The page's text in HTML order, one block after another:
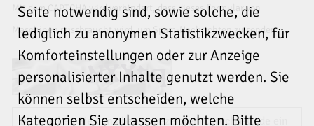
Mit dem CAPTCHA wird verhindert, dass dieses Formular von
Maschinen missbraucht wird, um Spam-Nachrichten zu senden.
Seite notwendig sind, sowie solche, die
lediglich zu anonymen Statistikzwecken, für
Komforteinstellungen oder zur Anzeige
personalisierter Inhalte genutzt werden. Sie
können selbst entscheiden, welche
Kategorien Sie zulassen möchten. Bitte